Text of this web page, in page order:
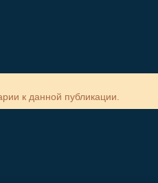
к данной публикации.